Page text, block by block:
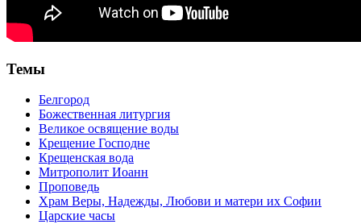
Темы
Белгород
Божественная литургия
Великое освящение воды
Крещение Господне
Крещенская вода
Митрополит Иоанн
Проповедь
Храм Веры, Надежды, Любови и матери их Софии
Царские часы